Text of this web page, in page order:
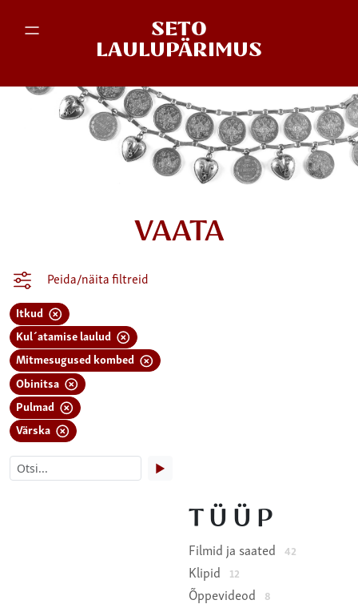
SETO
LAULUPÄRIMUS
VAATA
Peida/näita filtreid
Itkud
Kul´atamise laulud
Mitmesugused kombed
Obinitsa
Pulmad
Värska
▶
TÜÜP
Filmid ja saated 42
Klipid 12
Õppevideod 8